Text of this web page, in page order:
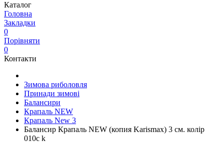
Каталог
Головна
Закладки
0
Порівняти
0
Контакти
Зимова риболовля
Принади зимові
Балансири
Крапаль NEW
Крапаль New 3
Балансир Крапаль NEW (копия Karismax) 3 см. колір
010c k